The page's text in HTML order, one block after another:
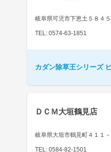
岐阜県可児市下恵土５８４５
TEL: 0574-63-1851
カダン除草王シリーズ
ＤＣＭ大垣鶴見店
岐阜県大垣市鶴見町４１１－
TEL: 0584-82-1501